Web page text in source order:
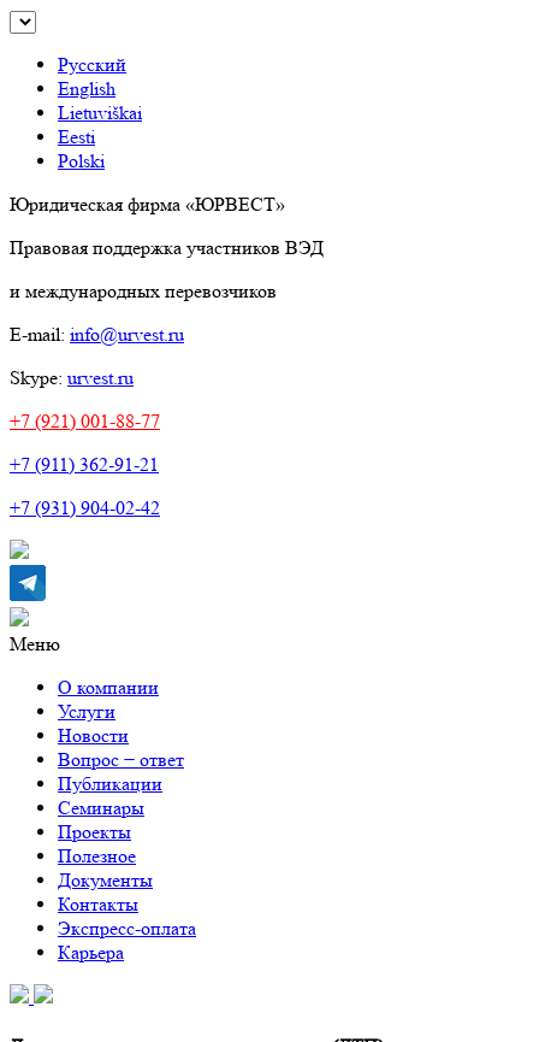
Русский
English
Lietuviškai
Eesti
Polski
Юридическая фирма «ЮРВЕСТ»
Правовая поддержка участников ВЭД
и международных перевозчиков
E-mail: info@urvest.ru
Skype: urvest.ru
+7 (921) 001-88-77
+7 (911) 362-91-21
+7 (931) 904-02-42
Меню
О компании
Услуги
Новости
Вопрос − ответ
Публикации
Семинары
Проекты
Полезное
Документы
Контакты
Экспресс-оплата
Карьера